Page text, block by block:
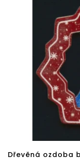
Dřevěná ozdoba